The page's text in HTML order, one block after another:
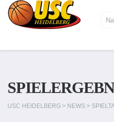
USC HEIDELBERG > NEWS >